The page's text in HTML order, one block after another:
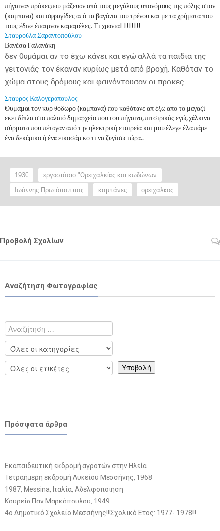
πήγαιναν πρόκεςπου μάζευαν από τους μεγάλους υπονόμους της πόλης στον
(καμπανα) και σφραγίδες από τα βαγόνια του τρένου και με τα χρήματα που
τους έδινε έπαιρναν καραμέλες. Τι χρόνια! !!!!!!!
Σταυρούλα Σαραντοπούλου
Βανέσα Γαλανάκη
δεν θυμάμαι αν το έχω κάνει και εγώ αλλά τα παιδια της
γειτονιάς τον έκαναν κυρίως μετά από βροχή. Καθόταν το
χώμα στους δρόμους και φαινόντουσαν οι προκες.
Σταυρος Καλογεροπουλος
Θυμάμαι τον κυρ θόδωρο (καμπανά) που καθότανε απ έξω απο το μαγαζί
εκει δίπλα στο παλαιό δημαρχείο που του πήγαινα, πιτσιρικάς εγώ, χάλκινα
σύρματα που πέταγαν από την ηλεκτρική εταιρεία και μου έλεγε έλα πάρε
ένα δεκάρικο ή ένα εικοσάρικο τι να ζυγίσω τώρα..
1930
εργοστάσιο "Ορειχαλκίας και κωδώνων
Ιωάννης Πρωτόπαππας
καμπάνες ορειχαλκος
Προβολή Σχολίων
Αναζήτηση Φωτογραφίας
Πρόσφατα άρθρα
Εκαπαιδευτική εκδρομή αγροτών στην Ηλεία
Τετραήμερη εκδρομή Λυκείου Μεσσήνης, 1968
1987, Messina, Ιταλία, Αδελφοποίηση
Κουρείο Παν.Μαρκόπουλου, 1949
4ο Δημοτικό Σχολείο Μεσσήνης!!!Σχολικό Έτος: 1977- 1978!!!